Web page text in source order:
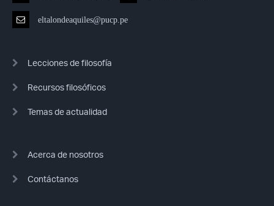
eltalondeaquiles@pucp.pe
Lecciones de filosofía
Recursos filosóficos
Temas de actualidad
Acerca de nosotros
Contáctanos